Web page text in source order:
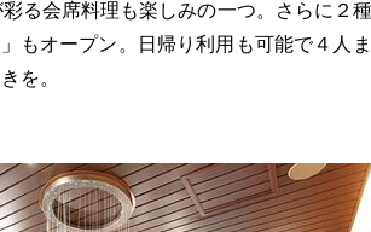
る会席料理も楽しみの一つ。さらに２
もオープン。日帰り利用も可能で４人
を。